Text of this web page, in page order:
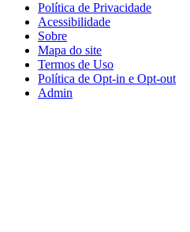
Política de Privacidade
Acessibilidade
Sobre
Mapa do site
Termos de Uso
Política de Opt-in e Opt-out
Admin